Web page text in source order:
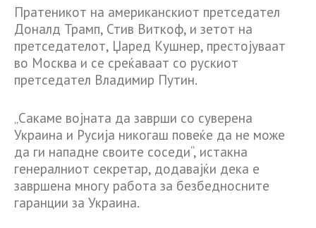
Пратеникот на американскиот претседател
Доналд Трамп, Стив Виткоф, и зетот на
претседателот, Џаред Кушнер, престојуваат
во Москва и се среќаваат со рускиот
претседател Владимир Путин.
„Сакаме војната да заврши со суверена
Украина и Русија никогаш повеќе да не може
да ги нападне своите соседи“, истакна
генералниот секретар, додавајќи дека е
завршена многу работа за безбедносните
гаранции за Украина.